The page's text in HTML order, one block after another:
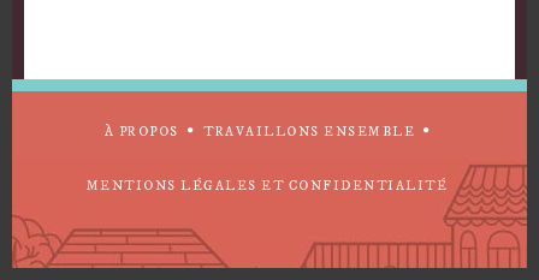
À PROPOS TRAVAILLONS ENSEMBLE
MENTIONS LÉGALES ET CONFIDENTIALITÉ